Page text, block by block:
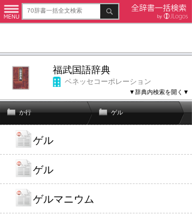
福武国語辞典
ベネッセコーポレーション
▼辞典内検索を開く▼
か行 ゲル
ゲル
ゲル
ゲルマニウム